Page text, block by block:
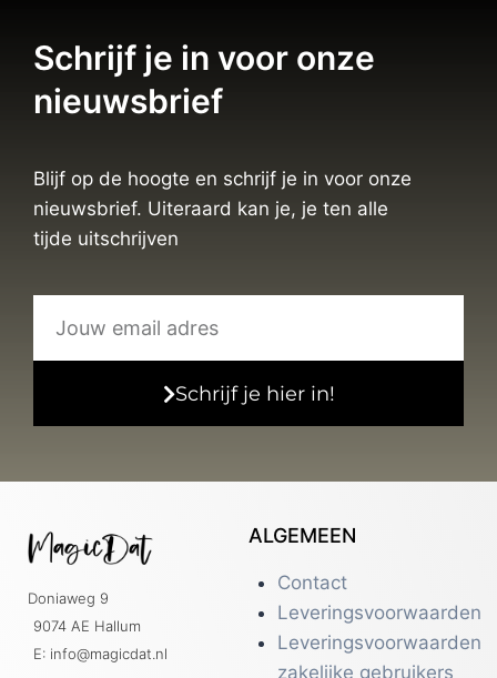
Schrijf je in voor onze
nieuwsbrief
Blijf op de hoogte en schrijf je in voor onze
nieuwsbrief. Uiteraard kan je, je ten alle
tijde uitschrijven
Schrijf je hier in!
Doniaweg 9
9074 AE Hallum
E: info@magicdat.nl
ALGEMEEN
Contact
Leveringsvoorwaarden
Leveringsvoorwaarden
zakelijke gebruikers